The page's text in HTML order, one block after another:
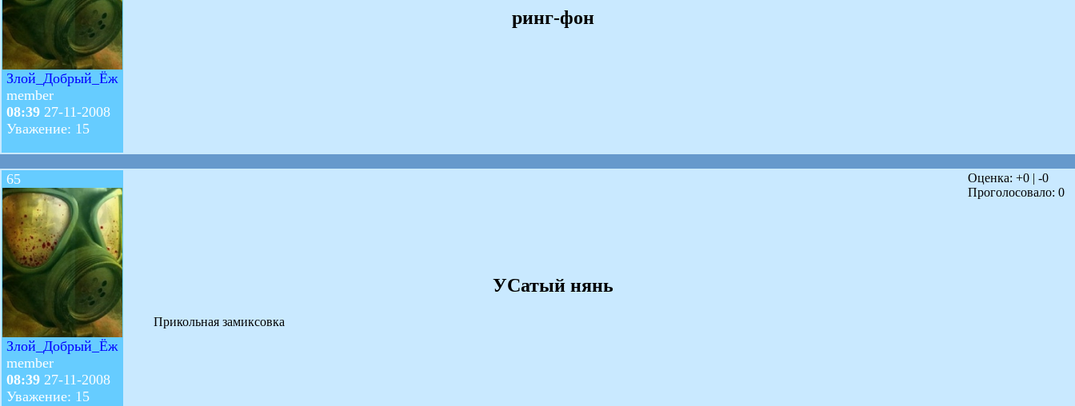
Злой_Добрый_Ёж
member
08:39 27-11-2008
Уважение: 15
ринг-фон
65
Злой_Добрый_Ёж
member
08:39 27-11-2008
Уважение: 15
УСатый нянь
Прикольная замиксовка
Оценка: +0 | -0
Проголосовало: 0